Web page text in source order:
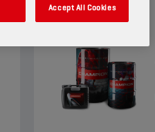
Accept All Cookies